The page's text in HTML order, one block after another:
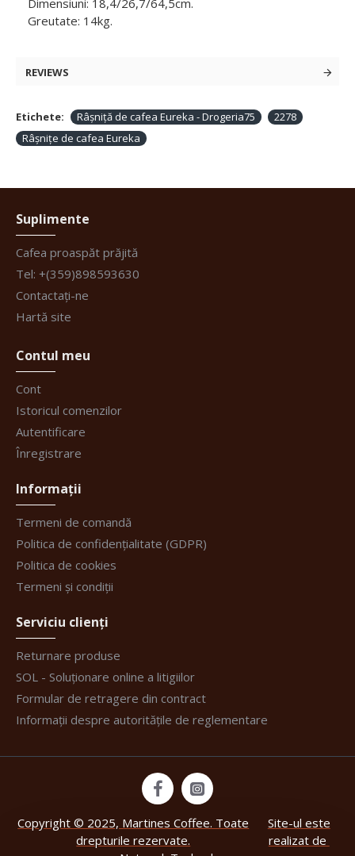
Dimensiuni: 18,4/26,7/64,5cm.
Greutate: 14kg.
REVIEWS
Etichete: Râșniță de cafea Eureka - Drogeria75
2278
Râșnițe de cafea Eureka
Suplimente
Cafea proaspăt prăjită
Tel: +(359)898593630
Contactați-ne
Hartă site
Contul meu
Cont
Istoricul comenzilor
Autentificare
Înregistrare
Informații
Termeni de comandă
Politica de confidențialitate (GDPR)
Politica de cookies
Termeni și condiții
Serviciu clienți
Returnare produse
SOL - Soluționare online a litigiilor
Formular de retragere din contract
Informații despre autoritățile de reglementare
Copyright © 2025, Martines Coffee. Toate
drepturile rezervate.
Site-ul este
realizat de